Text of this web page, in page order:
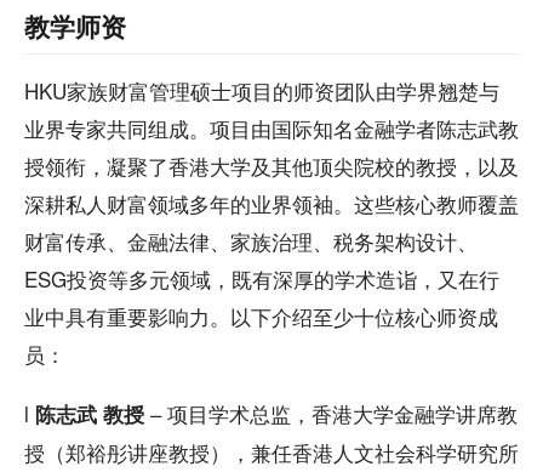
教学师资
HKU家族财富管理硕士项目的师资团队由学界翘楚与
业界专家共同组成。项目由国际知名金融学者陈志武教
授领衔，凝聚了香港大学及其他顶尖院校的教授，以及
深耕私人财富领域多年的业界领袖。这些核心教师覆盖
财富传承、金融法律、家族治理、税务架构设计、
ESG投资等多元领域，既有深厚的学术造诣，又在行
业中具有重要影响力。以下介绍至少十位核心师资成
员：
l 陈志武 教授 – 项目学术总监，香港大学金融学讲席教
授（郑裕彤讲座教授），兼任香港人文社会科学研究所